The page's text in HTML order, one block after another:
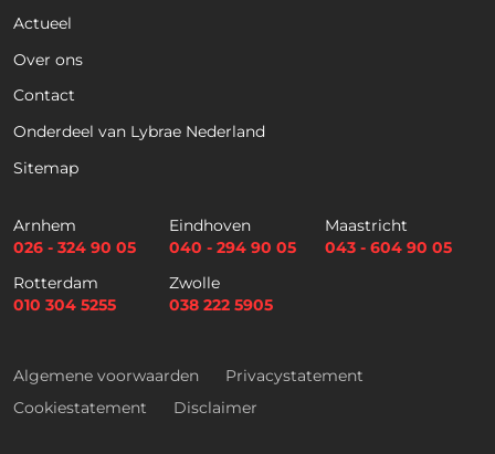
Actueel
Over ons
Contact
Onderdeel van Lybrae Nederland
Sitemap
Arnhem
026 - 324 90 05
Eindhoven
040 - 294 90 05
Maastricht
043 - 604 90 05
Rotterdam
010 304 5255
Zwolle
038 222 5905
Algemene voorwaarden
Privacystatement
Cookiestatement
Disclaimer
Telefoon
m
a
l
*
Selectievakjes *
Hierbij accepteer ik dat ik via dit e-